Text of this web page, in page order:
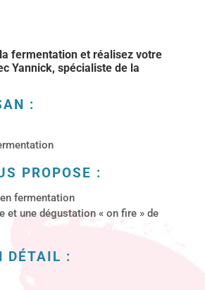
fermentation et réalisez votre
Yannick, spécialiste de la
:
PROPOSE :
fermentation
et une dégustation « on fire » de
DÉTAIL :